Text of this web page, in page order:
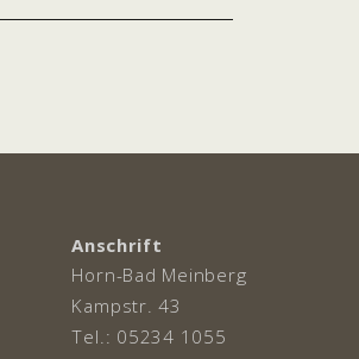
Anschrift
Horn-Bad Meinberg
Kampstr. 43
Tel.: 05234 1055